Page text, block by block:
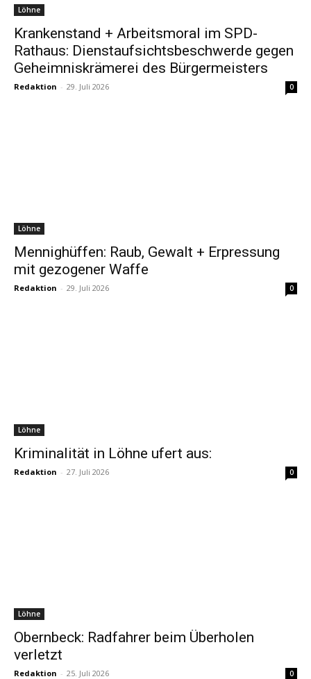
Löhne
Krankenstand + Arbeitsmoral im SPD-
Rathaus: Dienstaufsichtsbeschwerde gegen
Geheimniskrämerei des Bürgermeisters
Redaktion - 29. Juli 2026 0
Löhne
Mennighüffen: Raub, Gewalt + Erpressung
mit gezogener Waffe
Redaktion - 29. Juli 2026 0
Löhne
Kriminalität in Löhne ufert aus:
Redaktion - 27. Juli 2026 0
Löhne
Obernbeck: Radfahrer beim Überholen
verletzt
Redaktion - 25. Juli 2026 0